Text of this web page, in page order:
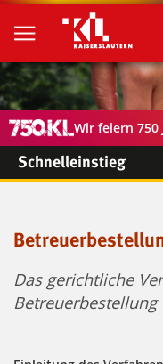
Wir feiern 750
Schnelleinstieg
Das gerichtliche
Betreuerbestellung